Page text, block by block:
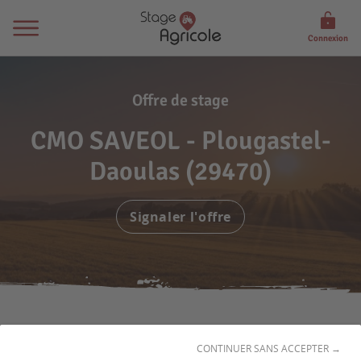
CONTINUER SANS ACCEPTER →
Connexion
Offre de stage
CMO SAVEOL - Plougastel-
Daoulas (29470)
Signaler l'offre